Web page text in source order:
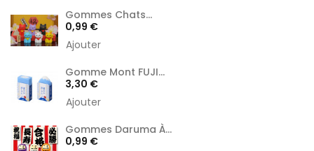
Gommes Chats...
Prix
0,99 €
Ajouter
Gomme Mont FUJI...
Prix
3,30 €
Ajouter
Gommes Daruma À...
Prix
0,99 €